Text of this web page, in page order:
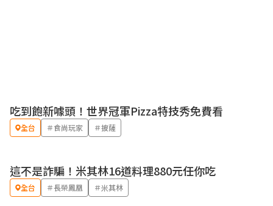
吃到飽新噱頭！世界冠軍Pizza特技秀免費看
全台 ＃食尚玩家 ＃披薩
這不是詐騙！米其林16道料理880元任你吃
全台 ＃長榮鳳凰 ＃米其林